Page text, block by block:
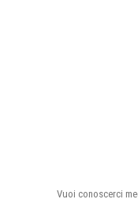
Vuoi conoscerci